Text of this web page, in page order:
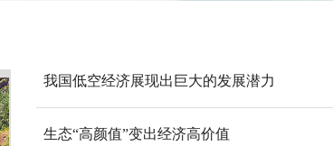
我国低空经济展现出巨大的发展潜力
生态“高颜值”变出经济高价值